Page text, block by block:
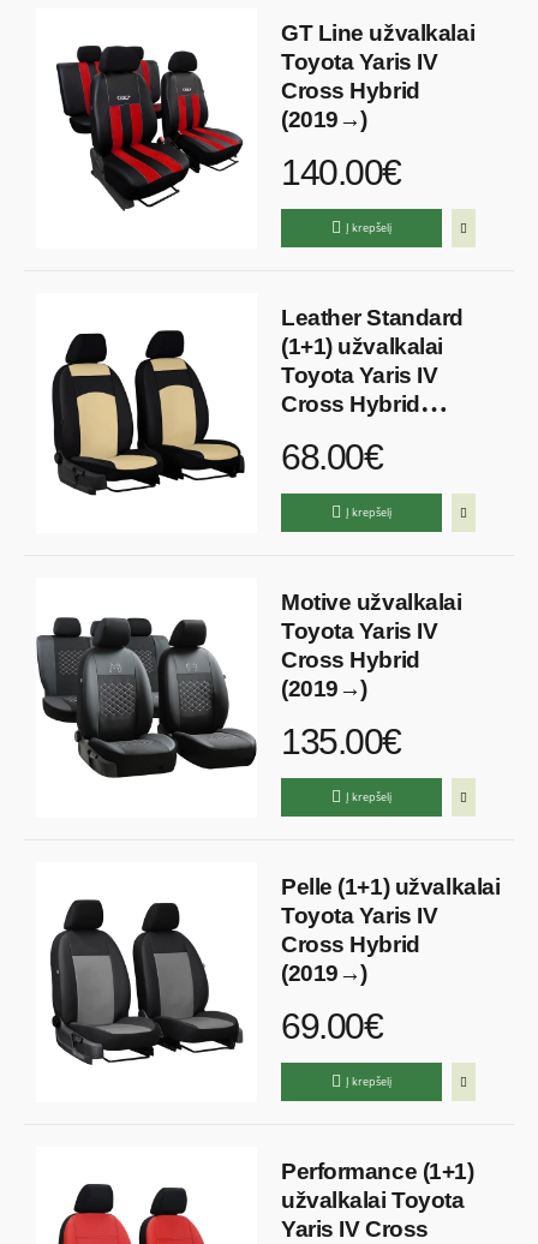
GT Line užvalkalai
Toyota Yaris IV
Cross Hybrid
(2019→)
140.00€
Į krepšelį
Leather Standard
(1+1) užvalkalai
Toyota Yaris IV
Cross Hybrid
68.00€
Į krepšelį
Motive užvalkalai
Toyota Yaris IV
Cross Hybrid
(2019→)
135.00€
Į krepšelį
Pelle (1+1) užvalkalai
Toyota Yaris IV
Cross Hybrid
(2019→)
69.00€
Į krepšelį
Performance (1+1)
užvalkalai Toyota
Yaris IV Cross